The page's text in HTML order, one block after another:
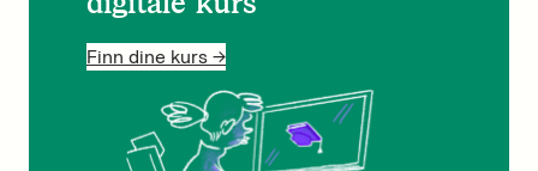
Finn dine kurs ->